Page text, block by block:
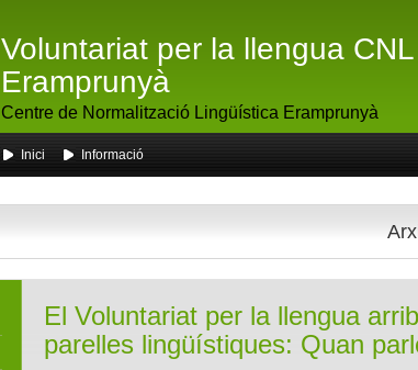
Voluntariat per la llengua CNL
Eramprunyà
Centre de Normalització Lingüística Eramprunyà
Inici Informació
El Voluntariat per la llengua
parelles lingüístiques: Quan